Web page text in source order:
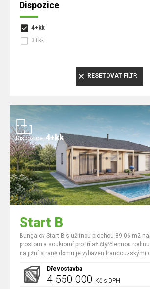
Dispozice
4+kk
3+kk
RESETOVAT FILTR
Dispozice: 4+kk
Start B
Bungalov Start B s užitnou plochou 89.06 m2
prostoru a soukromí pro tří až čtyřčlennou
na jižní straně domu je vybaven francouzskými
Dřevostavba
4 550 000 Kč s DPH